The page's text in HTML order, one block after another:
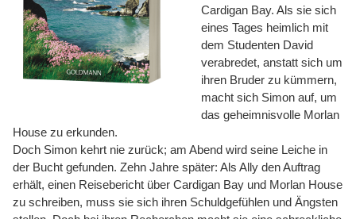
Cardigan Bay. Als sie sich
eines Tages heimlich mit
dem Studenten David
verabredet, anstatt sich um
ihren Bruder zu kümmern,
macht sich Simon auf, um
das geheimnisvolle Morlan
House zu erkunden.
Doch Simon kehrt nie zurück; am Abend wird seine Leiche in
der Bucht gefunden. Zehn Jahre später: Als Ally den Auftrag
erhält, einen Reisebericht über Cardigan Bay und Morlan House
zu schreiben, muss sie sich ihren Schuldgefühlen und Ängsten